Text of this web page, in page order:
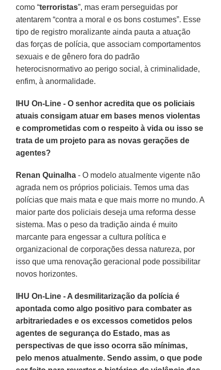
como “terroristas”, mas eram perseguidas por
atentarem “contra a moral e os bons costumes”. Esse
tipo de registro moralizante ainda pauta a atuação
das forças de polícia, que associam comportamentos
sexuais e de gênero fora do padrão
heterocisnormativo ao perigo social, à criminalidade,
enfim, à anormalidade.
IHU On-Line - O senhor acredita que os policiais
atuais consigam atuar em bases menos violentas
e comprometidas com o respeito à vida ou isso se
trata de um projeto para as novas gerações de
agentes?
Renan Quinalha - O modelo atualmente vigente não
agrada nem os próprios policiais. Temos uma das
polícias que mais mata e que mais morre no mundo. A
maior parte dos policiais deseja uma reforma desse
sistema. Mas o peso da tradição ainda é muito
marcante para engessar a cultura política e
organizacional de corporações dessa natureza, por
isso que uma renovação geracional pode possibilitar
novos horizontes.
IHU On-Line - A desmilitarização da polícia é
apontada como algo positivo para combater as
arbitrariedades e os excessos cometidos pelos
agentes de segurança do Estado, mas as
perspectivas de que isso ocorra são mínimas,
pelo menos atualmente. Sendo assim, o que pode